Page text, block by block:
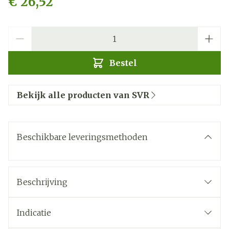
Bestel
Bekijk alle producten van SVR
Beschikbare leveringsmethoden
Beschrijving
Indicatie